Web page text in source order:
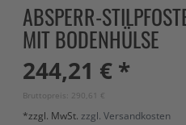
ABSPERR-
MIT BODENHÜLSE
244,21 € *
Bruttopreis: 290,61 €
*zzgl. MwSt. zzgl. Versandkosten